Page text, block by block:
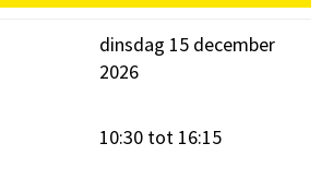
dinsdag 15 december
2026
10:30 tot 16:15